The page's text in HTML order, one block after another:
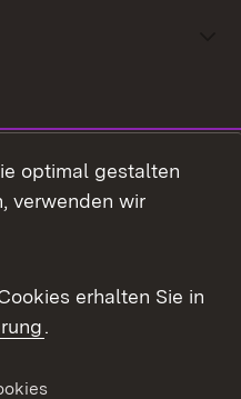
optimal gestalten
verwenden wir
erhalten Sie in
.